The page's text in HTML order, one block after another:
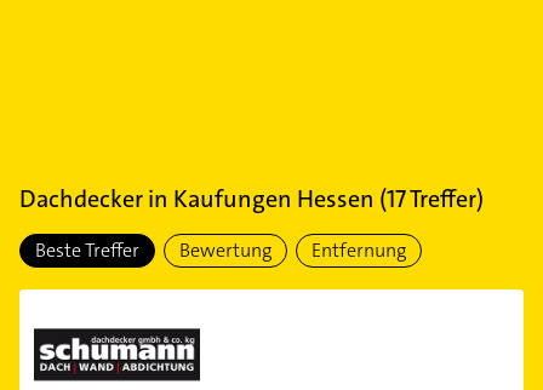
Dachdeckerin Kaufungen Hessen (17Treffer)
Beste Treffer Bewertung Entfernung